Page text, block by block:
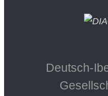
Deutsch-